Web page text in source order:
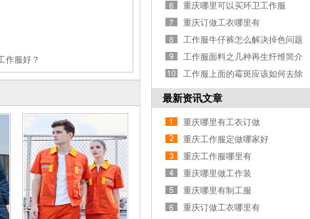
作服好？
重庆哪里可以买环卫工作服
重庆订做工衣哪里有
工作服牛仔裤怎么解决掉色问题
工作服面料之几种再生纤维简介
工作服上面的霉斑应该如何去除
最新资讯文章
重庆哪里有工衣订做
重庆工作服定做哪家好
重庆工作服哪里有
重庆哪里做工作装
重庆哪里有制工服
重庆订做工衣哪里有